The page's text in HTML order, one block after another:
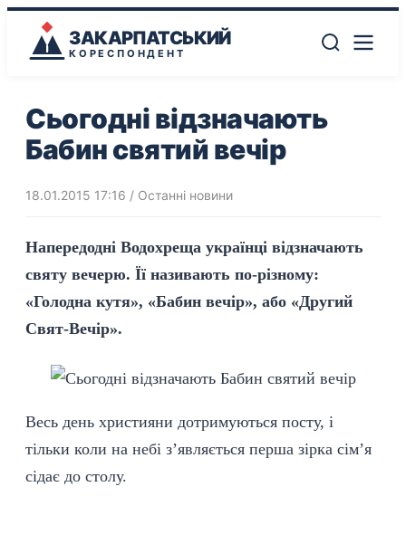
ЗАКАРПАТСЬКИЙ
КОРЕСПОНДЕНТ
Сьогодні відзначають
Бабин святий вечір
18.01.2015 17:16 / Останні новини
Напередодні Водохреща українці відзначають
святу вечерю. Її називають по-різному:
«Голодна кутя», «Бабин вечір», або «Другий
Свят-Вечір».
Весь день християни дотримуються посту, і
тільки коли на небі з’являється перша зірка сім’я
сідає до столу.